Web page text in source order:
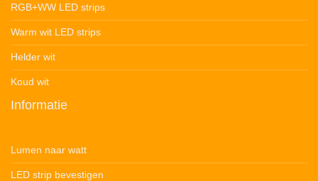
RGB+WW LED strips
Warm wit LED strips
Helder wit
Koud wit
Informatie
Lumen naar watt
LED strip bevestigen